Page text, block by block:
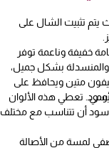
يتم تثبيت الشال على
خفيفة وناعمة توفر
والمنسدلة بشكل جميل،
متين ويحافظ على
تعطي هذه الألوان
أن تتناسب مع مختلف
لمسة من الأصالة